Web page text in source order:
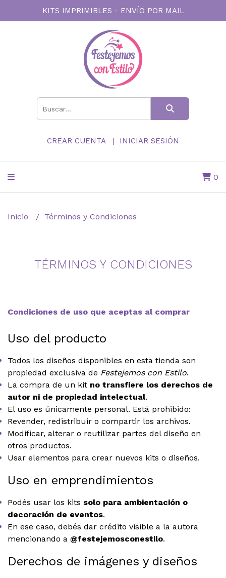
KITS IMPRIMIBLES - ENVÍO POR MAIL
CREAR CUENTA INICIAR SESIÓN
0
Inicio Términos y Condiciones
TÉRMINOS Y CONDICIONES
Condiciones de uso que aceptas al comprar
Uso del producto
Todos los diseños disponibles en esta tienda son
propiedad exclusiva de Festejemos con Estilo.
La compra de un kit no transfiere los derechos de
autor ni de propiedad intelectual.
El uso es únicamente personal. Está prohibido:
Revender, redistribuir o compartir los archivos.
Modificar, alterar o reutilizar partes del diseño en
otros productos.
Usar elementos para crear nuevos kits o diseños.
Uso en emprendimientos
Podés usar los kits solo para ambientación o
decoración de eventos.
En ese caso, debés dar crédito visible a la autora
mencionando a @festejemosconestilo.
Derechos de imágenes y diseños